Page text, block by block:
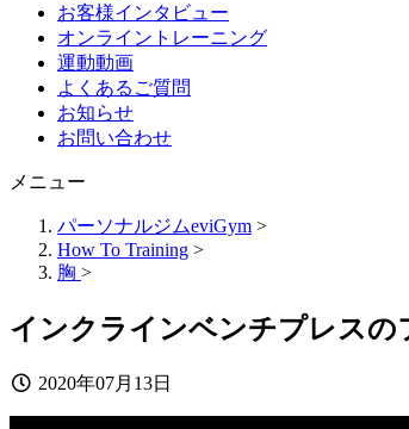
お客様インタビュー
オンライントレーニング
運動動画
よくあるご質問
お知らせ
お問い合わせ
メニュー
パーソナルジムeviGym >
How To Training >
胸 >
インクラインベンチプレスの
2020年07月13日